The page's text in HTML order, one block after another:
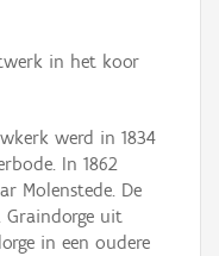
in het koor
werd in 1834
In 1862
Molenstede. De
uit
in een oudere